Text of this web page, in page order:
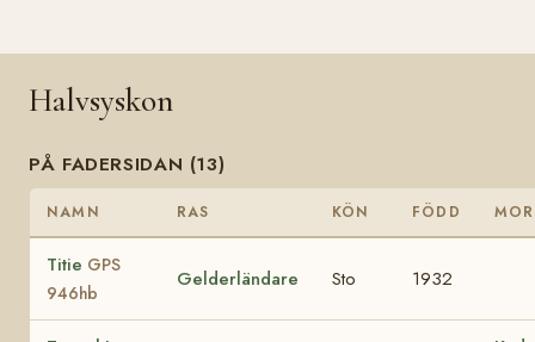
Halvsyskon
PÅ FADERSIDAN (13)
NAMN RAS KÖN FÖDD MOR
Titie GPS
946hb
Gelderländare Sto 1932